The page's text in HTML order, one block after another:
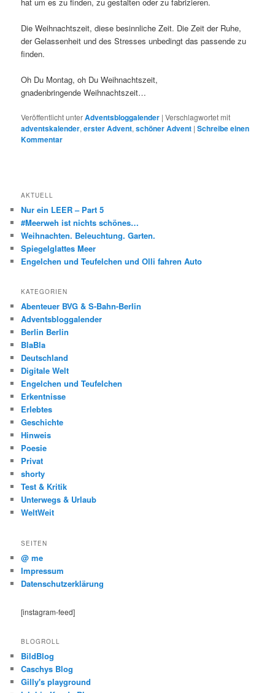
Die Weihnachtszeit, diese besinnliche Zeit. Die Zeit der Ruhe,
der Gelassenheit und des Stresses unbedingt das passende zu
finden.
Oh Du Montag, oh Du Weihnachtszeit,
gnadenbringende Weihnachtszeit…
Veröffentlicht unterAdventsbloggalender |Verschlagwortet mit
adventskalender,erster Advent,schöner Advent |Schreibe einen
Kommentar
AKTUELL
Nur ein LEER – Part 5
#Meerweh ist nichts schönes…
Weihnachten. Beleuchtung. Garten.
Spiegelglattes Meer
Engelchen und Teufelchen und Olli fahren Auto
KATEGORIEN
Abenteuer BVG & S-Bahn-Berlin
Adventsbloggalender
Berlin Berlin
BlaBla
Deutschland
Digitale Welt
Engelchen und Teufelchen
Erkentnisse
Erlebtes
Geschichte
Hinweis
Poesie
Privat
shorty
Test & Kritik
Unterwegs & Urlaub
WeltWeit
SEITEN
@ me
Impressum
Datenschutzerklärung
[instagram-feed]
BLOGROLL
BildBlog
Caschys Blog
Gilly's playground